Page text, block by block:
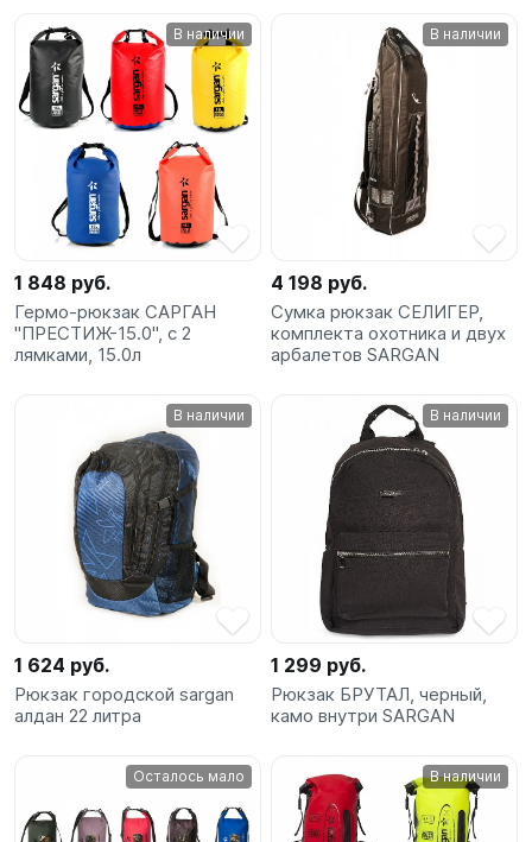
В наличии
1 848 руб.
Гермо-рюкзак САРГАН
"ПРЕСТИЖ-15.0", с 2
лямками, 15.0л
В наличии
4 198 руб.
Сумка рюкзак СЕЛИГЕР,
комплекта охотника и двух
арбалетов SARGAN
В наличии
1 624 руб.
Рюкзак городской sargan
алдан 22 литра
В наличии
1 299 руб.
Рюкзак БРУТАЛ, черный,
камо внутри SARGAN
Осталось мало В наличии